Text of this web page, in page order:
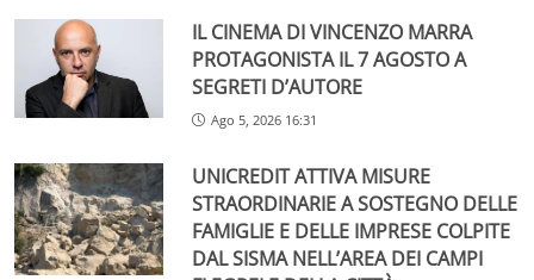
IL CINEMA DI VINCENZO MARRA
PROTAGONISTA IL 7 AGOSTO A
SEGRETI D’AUTORE
Ago 5, 2026 16:31
UNICREDIT ATTIVA MISURE
STRAORDINARIE A SOSTEGNO DELLE
FAMIGLIE E DELLE IMPRESE COLPITE
DAL SISMA NELL’AREA DEI CAMPI